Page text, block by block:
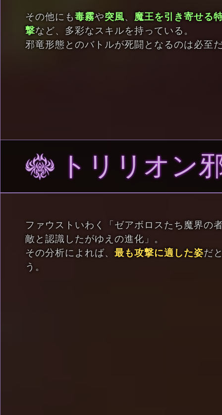
その他にも毒霧や突風、 魔王を引き寄せる
撃など、多彩なスキルを持っている。
邪竜形態とのバトルが死闘となるのは必至
トリリオン
ファウストいわく「ゼアボロスたち魔界の
敵と認識したがゆえの進化」。
その分析によれば、 最も攻撃に適した姿だ
う。